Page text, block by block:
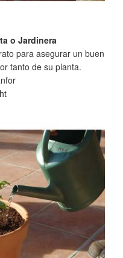
o Jardinera
para asegurar un buen
tanto de su planta.